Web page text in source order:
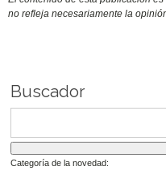
no refleja necesariamente la
Buscador
Categoría de la novedad: